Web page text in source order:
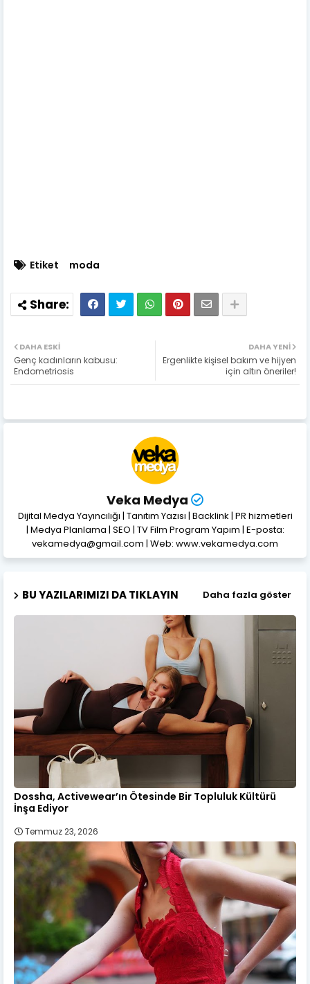
Etiket moda
DAHA YENI
Ergenlikte kişisel bakım ve hijyen
için altın öneriler!
DAHA ESKI
Genç kadınların kabusu:
Endometriosis
Veka Medya
Dijital Medya Yayıncılığı | Tanıtım Yazısı | Backlink | PR hizmetleri
| Medya Planlama | SEO | TV Film Program Yapım | E-posta:
vekamedya@gmail.com | Web: www.vekamedya.com
BU YAZILARIMIZI DA TIKLAYIN Daha fazla göster
Dossha, Activewear’ın Ötesinde Bir Topluluk Kültürü
İnşa Ediyor
Temmuz 23, 2026